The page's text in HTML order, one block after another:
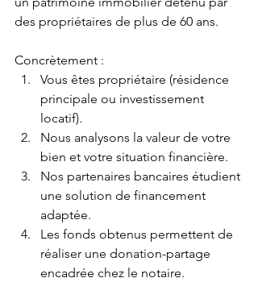
des propriétaires de plus de 60 ans.
Concrètement :
Vous êtes propriétaire (résidence
principale ou investissement
locatif).
Nous analysons la valeur de votre
bien et votre situation financière.
Nos partenaires bancaires étudient
une solution de financement
adaptée.
Les fonds obtenus permettent de
réaliser une donation-partage
encadrée chez le notaire.